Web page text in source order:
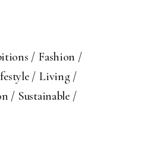
Fashion
Living
Sustainable